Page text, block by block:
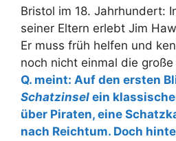
Bristol im 18. Jahrhundert:
seiner Eltern erlebt Jim
Er muss früh helfen und
noch nicht einmal die
Q. meint: Auf den ersten
Schatzinsel ein
über Piraten, eine
nach Reichtum. Doch